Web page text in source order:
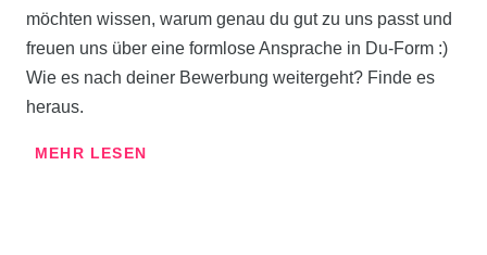
möchten wissen, warum genau du gut zu uns passt und
freuen uns über eine formlose Ansprache in Du-Form :)
Wie es nach deiner Bewerbung weitergeht? Finde es
heraus.
MEHR LESEN